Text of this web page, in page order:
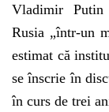
Vladimir Putin
Rusia „într-un
estimat că
se înscrie în
în curs de trei